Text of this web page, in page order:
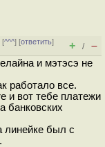
[^^^] [ответить]
+ / –
и мэтэсэ не
работало все.
и вот тебе платежи
банковских
линейке был с